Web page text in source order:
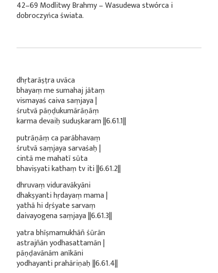
42–69 Modlitwy Brahmy – Wasudewa stwórca i
dobroczyńca świata.
dhṛtarāṣṭra uvāca
bhayaṃ me sumahaj jātaṃ
vismayaś caiva saṃjaya |
śrutvā pāṇḍukumārāṇāṃ
karma devaiḥ suduṣkaram ||6.61.1||
putrāṇāṃ ca parābhavaṃ
śrutvā saṃjaya sarvaśaḥ |
cintā me mahatī sūta
bhaviṣyati kathaṃ tv iti ||6.61.2||
dhruvaṃ viduravākyāni
dhakṣyanti hṛdayaṃ mama |
yathā hi dṛśyate sarvaṃ
daivayogena saṃjaya ||6.61.3||
yatra bhīṣmamukhāñ śūrān
astrajñān yodhasattamān |
pāṇḍavānām anīkāni
yodhayanti prahāriṇaḥ ||6.61.4||